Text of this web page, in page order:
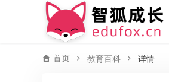
首页 教育百科 详情